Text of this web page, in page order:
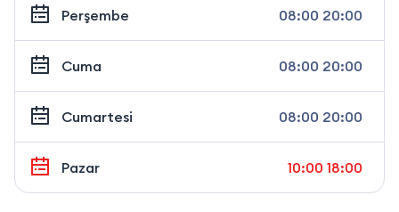
Perşembe 08:00 20:00
Cuma 08:00 20:00
Cumartesi 08:00 20:00
Pazar 10:00 18:00